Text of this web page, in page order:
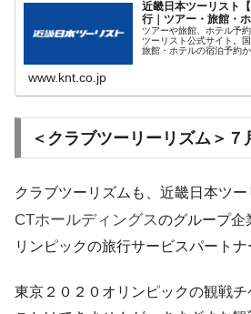
近畿日本ツーリスト
行｜ツアー・旅館・
ツアーや旅館、ホテル予
ツーリスト公式サイト。
旅館・ホテルの宿泊予約
www.knt.co.jp
＜クラブツーリーリズム＞７
クラブツーリズムも、近畿日本ツー
CTホールディングスのグループ企
リンピックの旅行サービスパートナ
東京２０２０オリンピックの観戦